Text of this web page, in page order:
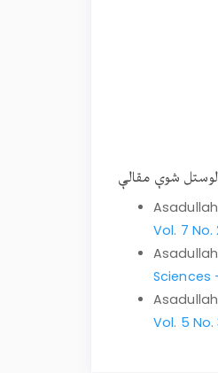
لوستل شوې مقالې
Vol. 7
Sciences
Vol. 5 No.